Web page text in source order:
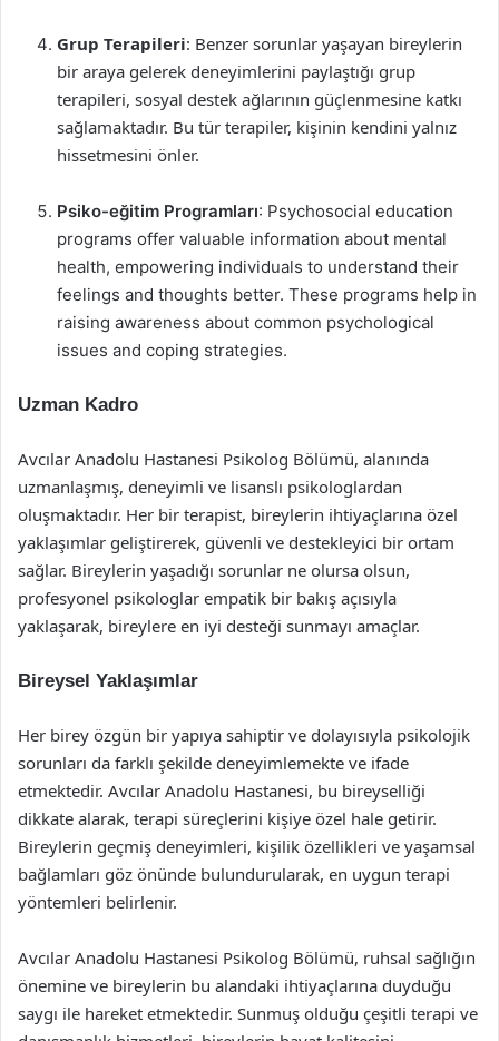
Grup Terapileri: Benzer sorunlar yaşayan bireylerin
bir araya gelerek deneyimlerini paylaştığı grup
terapileri, sosyal destek ağlarının güçlenmesine katkı
sağlamaktadır. Bu tür terapiler, kişinin kendini yalnız
hissetmesini önler.
Psiko-eğitim Programları: Psychosocial education
programs offer valuable information about mental
health, empowering individuals to understand their
feelings and thoughts better. These programs help in
raising awareness about common psychological
issues and coping strategies.
Uzman Kadro
Avcılar Anadolu Hastanesi Psikolog Bölümü, alanında
uzmanlaşmış, deneyimli ve lisanslı psikologlardan
oluşmaktadır. Her bir terapist, bireylerin ihtiyaçlarına özel
yaklaşımlar geliştirerek, güvenli ve destekleyici bir ortam
sağlar. Bireylerin yaşadığı sorunlar ne olursa olsun,
profesyonel psikologlar empatik bir bakış açısıyla
yaklaşarak, bireylere en iyi desteği sunmayı amaçlar.
Bireysel Yaklaşımlar
Her birey özgün bir yapıya sahiptir ve dolayısıyla psikolojik
sorunları da farklı şekilde deneyimlemekte ve ifade
etmektedir. Avcılar Anadolu Hastanesi, bu bireyselliği
dikkate alarak, terapi süreçlerini kişiye özel hale getirir.
Bireylerin geçmiş deneyimleri, kişilik özellikleri ve yaşamsal
bağlamları göz önünde bulundurularak, en uygun terapi
yöntemleri belirlenir.
Avcılar Anadolu Hastanesi Psikolog Bölümü, ruhsal sağlığın
önemine ve bireylerin bu alandaki ihtiyaçlarına duyduğu
saygı ile hareket etmektedir. Sunmuş olduğu çeşitli terapi ve